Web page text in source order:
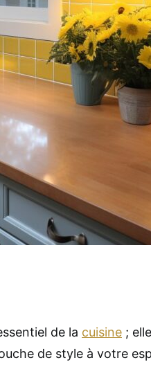
de la cuisine ;
de style à votre